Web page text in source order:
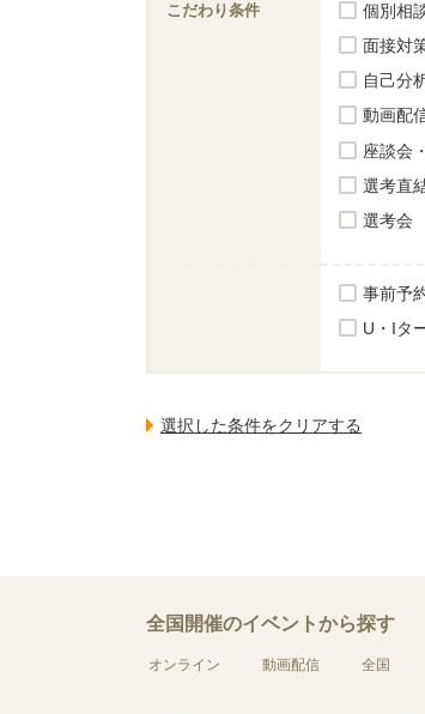
こだわり条件 個別相
面接対
自己分
動画配
座談会
選考直
選考会
事前予
U・Iタ
全国開催のイベントから探す
オンライン 動画配信 全国